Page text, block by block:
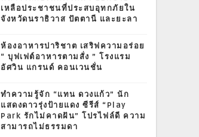
เหลือประชาชนที่ประสบอุทกภัยใน
จังหวัดนราธิวาส ปัตตานี และยะลา
ห้องอาหารปาริชาต เสริฟความอร่อย
“ บุฟเฟต์อาหารตามสั่ง ” โรงแรม
อัศวิน แกรนด์ คอนเวนชั่น
ทำความรู้จัก “แทน ดวงแก้ว” นัก
แสดงดาวรุ่งป้ายแดง ซีรีส์ “Play
Park รักไม่คาดฝัน” โปรไฟล์ดี ความ
สามารถไม่ธรรมดา